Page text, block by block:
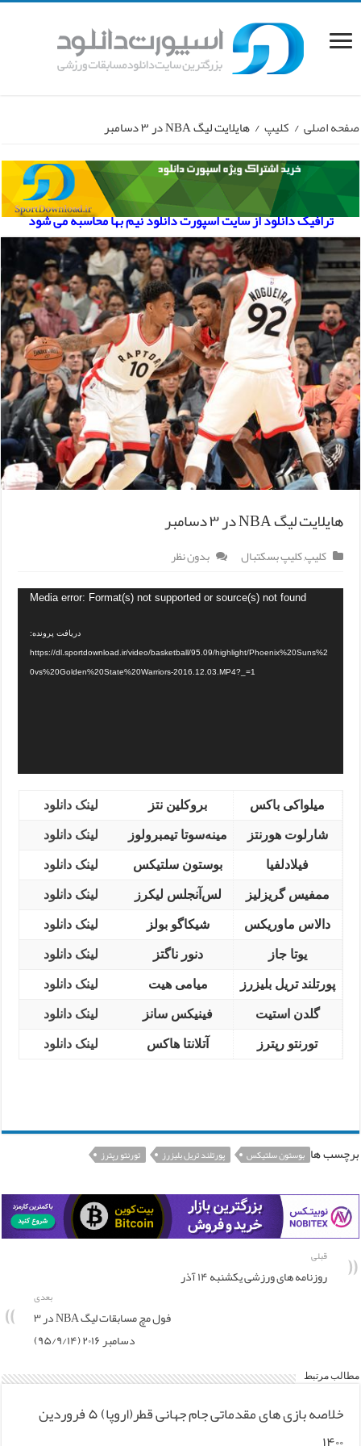
صفحه اصلی / کلیپ / هایلایت لیگ NBA در ۳ دسامبر
ترافیک دانلود از سایت اسپورت دانلود نیم بها محاسبه می شود
هایلایت لیگ NBA در ۳ دسامبر
کلیپ,کلیپ بسکتبال بدون نظر
Media error: Format(s) not supported or source(s) not found
دریافت پرونده:
https://dl.sportdownload.ir/video/basketball/95.09/highlight/Phoenix%20Suns%2
0vs%20Golden%20State%20Warriors-2016.12.03.MP4?_=1
میلواکی باکس بروکلین نتز لینک دانلود
شارلوت هورنتز مینه‌سوتا تیمبرولوز لینک دانلود
فیلادلفیا بوستون سلتیکس لینک دانلود
ممفیس گریزلیز لس‌آنجلس لیکرز لینک دانلود
دالاس ماوریکس شیکاگو بولز لینک دانلود
یوتا جاز دنور ناگتز لینک دانلود
پورتلند تریل بلیزرز میامی هیت لینک دانلود
گلدن استیت فینیکس سانز لینک دانلود
تورنتو رپترز آتلانتا هاکس لینک دانلود
برچسب ها بوستون سلتیکس پورتلند تریل بلیزرز تورنتو رپترز
قبلی
روزنامه های ورزشی یکشنبه ۱۴ آذر
بعدی
فول مچ مسابقات لیگ NBA در ۳
دسامبر ۲۰۱۶ (۹۵/۹/۱۴)
مطالب مرتبط
خلاصه بازی های مقدماتی جام جهانی قطر(اروپا) ۵ فروردین